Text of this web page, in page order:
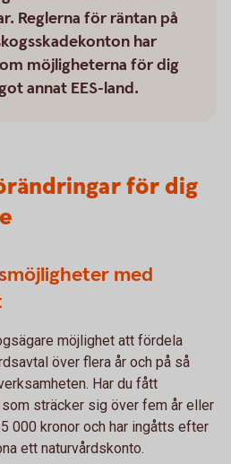
Reglerna för räntan på
har
möjligheterna för dig
annat EES-land.
för dig
med
möjlighet att fördela
över flera år och på så
Har du fått
sträcker sig över fem år eller
000 kronor och har ingåtts efter
ett naturvårdskonto.